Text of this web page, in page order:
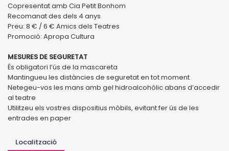
Copresentat amb Cia Petit Bonhom
Recomanat des dels 4 anys
Preu: 8 € / 6 € Amics dels Teatres
Promoció: Apropa Cultura
MESURES DE SEGURETAT
És obligatori l’ús de la mascareta
Mantingueu les distàncies de seguretat en tot moment
Netegeu-vos les mans amb gel hidroalcohòlic abans d’accedir
al teatre
Utilitzeu els vostres dispositius mòbils, evitant fer ús de les
entrades en paper
Localització